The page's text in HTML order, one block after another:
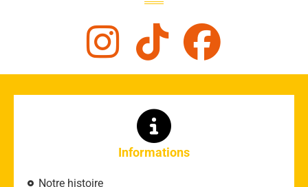
Informations
Notre histoire